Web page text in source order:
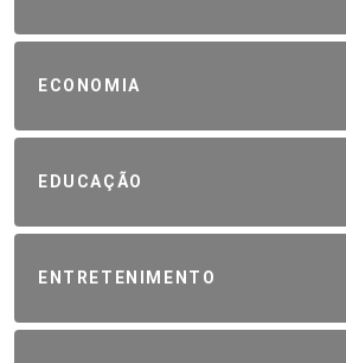
ECONOMIA
EDUCAÇÃO
ENTRETENIMENTO